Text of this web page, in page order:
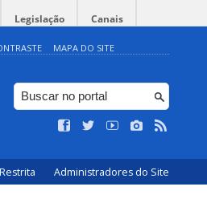
Legislação Canais
MAPA DO SITE
Administradores do Site